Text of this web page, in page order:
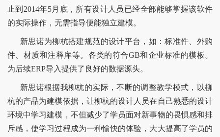
止到2014年5月底，所有设计人员已经全部能够掌握该软件
的实际操作，无需指导便能独立建模。
新思诺为柳杭搭建规范的设计平台，如：标准件、外购
件、材质和注释库等。各类的符合GB和企业标准的模板。
为后续ERP导入提供了良好的数据源头。
新思诺根据我柳杭的实际，不断的调整教学模式，以柳
杭的产品为建模依据，让柳杭的设计人员在自己熟悉的设计
环境中学习建模，不但减少了学员面对新事物的畏惧感和排
斥感，使学习过程成为一种愉快的体验，大大提高了学员的